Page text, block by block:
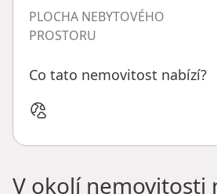
PLOCHA NEBYTOVÉHO
PROSTORU
Co tato nemovitost nabízí?
V okolí nemovitosti